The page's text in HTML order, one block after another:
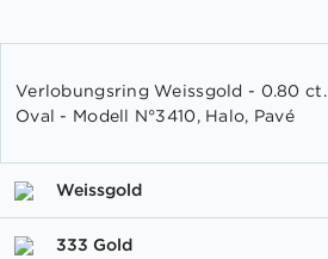
Anfang
der
Bildgalerie
Verlobungsring Weissgold - 0.80 ct.
Oval - Modell N°3410, Halo, Pavé
Weissgold
333 Gold